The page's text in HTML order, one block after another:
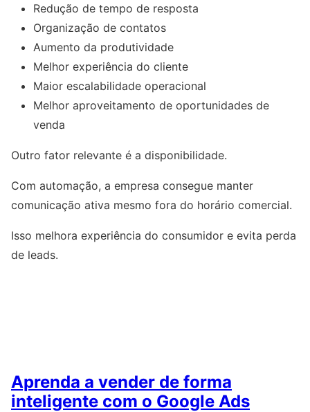
Redução de tempo de resposta
Organização de contatos
Aumento da produtividade
Melhor experiência do cliente
Maior escalabilidade operacional
Melhor aproveitamento de oportunidades de
venda
Outro fator relevante é a disponibilidade.
Com automação, a empresa consegue manter
comunicação ativa mesmo fora do horário comercial.
Isso melhora experiência do consumidor e evita perda
de leads.
Aprenda a vender de forma
inteligente com o Google Ads